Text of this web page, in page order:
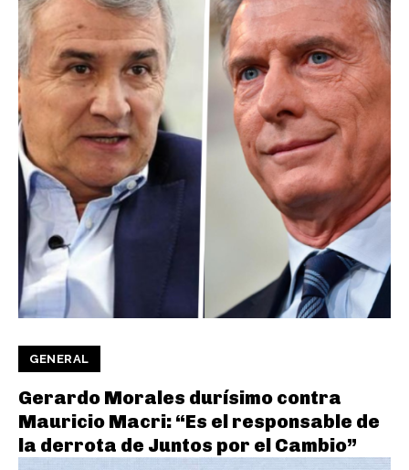
GENERAL
Gerardo Morales durísimo contra
Mauricio Macri: “Es el responsable de
la derrota de Juntos por el Cambio”